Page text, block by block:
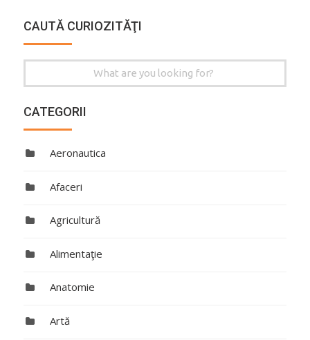
CAUTĂ CURIOZITĂŢI
Search
CATEGORII
Aeronautica
Afaceri
Agricultură
Alimentaţie
Anatomie
Artă